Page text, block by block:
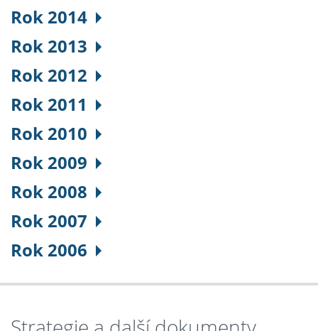
Rok 2014
Rok 2013
Rok 2012
Rok 2011
Rok 2010
Rok 2009
Rok 2008
Rok 2007
Rok 2006